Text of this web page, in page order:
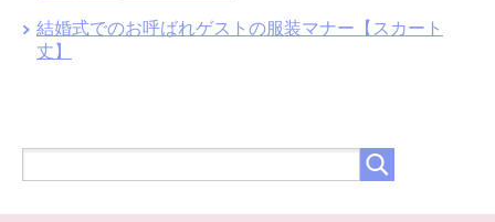
結婚式でのお呼ばれゲストの服装マナー【スカート
丈】